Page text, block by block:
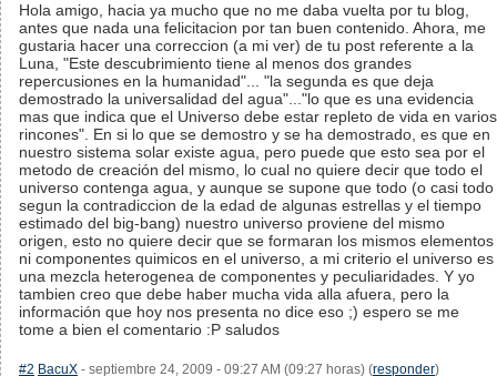
Hola amigo, hacia ya mucho que no me daba vuelta por tu blog,
antes que nada una felicitacion por tan buen contenido. Ahora, me
gustaria hacer una correccion (a mi ver) de tu post referente a la
Luna, "Este descubrimiento tiene al menos dos grandes
repercusiones en la humanidad"... "la segunda es que deja
demostrado la universalidad del agua"..."lo que es una evidencia
mas que indica que el Universo debe estar repleto de vida en varios
rincones". En si lo que se demostro y se ha demostrado, es que en
nuestro sistema solar existe agua, pero puede que esto sea por el
metodo de creación del mismo, lo cual no quiere decir que todo el
universo contenga agua, y aunque se supone que todo (o casi todo
segun la contradiccion de la edad de algunas estrellas y el tiempo
estimado del big-bang) nuestro universo proviene del mismo
origen, esto no quiere decir que se formaran los mismos elementos
ni componentes quimicos en el universo, a mi criterio el universo es
una mezcla heterogenea de componentes y peculiaridades. Y yo
tambien creo que debe haber mucha vida alla afuera, pero la
información que hoy nos presenta no dice eso ;) espero se me
tome a bien el comentario :P saludos
#2 BacuX - septiembre 24, 2009 - 09:27 AM (09:27 horas) (responder)